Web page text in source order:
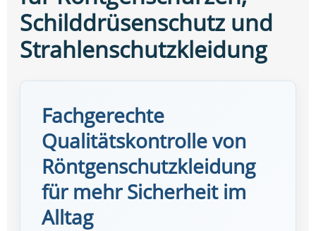
Schilddrüsenschutz und
Strahlenschutzkleidung
Fachgerechte
Qualitätskontrolle von
Röntgenschutzkleidung
für mehr Sicherheit im
Alltag